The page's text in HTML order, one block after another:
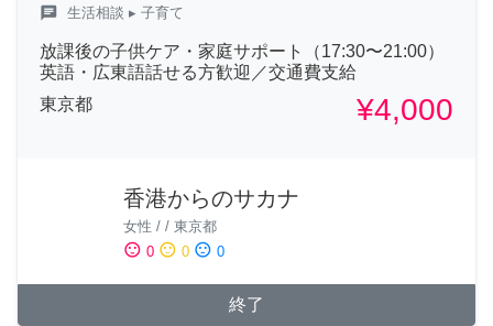
chat 生活相談 ▸ 子育て
放課後の子供ケア・家庭サポート（17:30〜21:00）
英語・広東語話せる方歓迎／交通費支給
東京都
¥4,000
香港からのサカナ
女性 / / 東京都
sentiment_satisfied 0 sentiment_neutral 0 sentiment_dissatisfied 0
終了